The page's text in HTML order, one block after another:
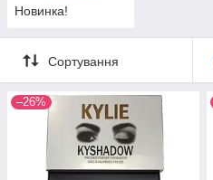
Новинка!
Сортування
–26%